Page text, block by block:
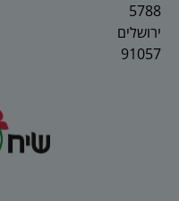
5788
ירושלים
91057